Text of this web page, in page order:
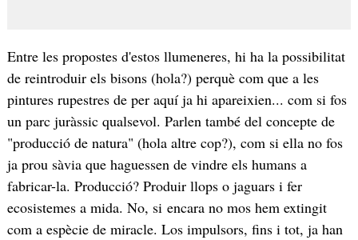
Entre les propostes d'estos llumeneres, hi ha la possibilitat
de reintroduir els bisons (hola?) perquè com que a les
pintures rupestres de per aquí ja hi apareixien... com si fos
un parc juràssic qualsevol. Parlen també del concepte de
"producció de natura" (hola altre cop?), com si ella no fos
ja prou sàvia que haguessen de vindre els humans a
fabricar-la. Producció? Produir llops o jaguars i fer
ecosistemes a mida. No, si encara no mos hem extingit
com a espècie de miracle. Los impulsors, fins i tot, ja han